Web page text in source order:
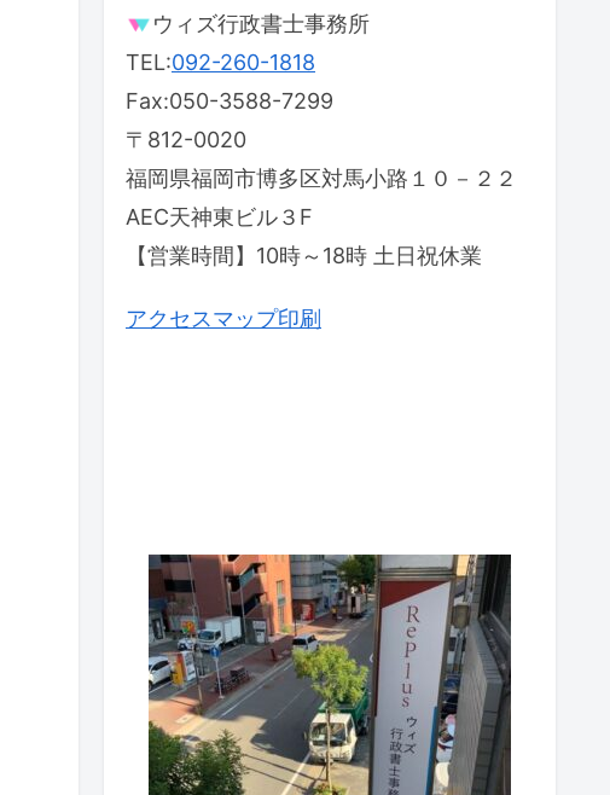
ウィズ行政書士事務所
TEL:092-260-1818
Fax:050-3588-7299
〒812-0020
福岡県福岡市博多区対馬小路１０－２２
AEC天神東ビル３F
【営業時間】10時～18時 土日祝休業
アクセスマップ印刷